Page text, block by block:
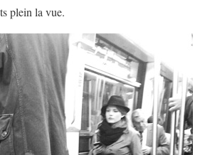
plein la vue.